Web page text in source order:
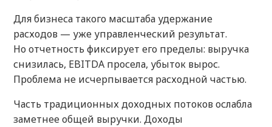
Для бизнеса такого масштаба удержание
расходов — уже управленческий результат.
Но отчетность фиксирует его пределы: выручка
снизилась, EBITDA просела, убыток вырос.
Проблема не исчерпывается расходной частью.
Часть традиционных доходных потоков ослабла
заметнее общей выручки. Доходы